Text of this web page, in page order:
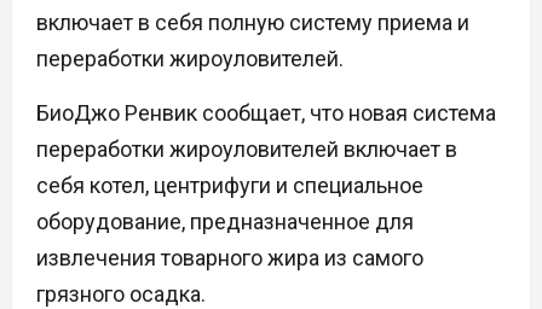
включает в себя полную систему приема и
переработки жироуловителей.
БиоДжо Ренвик сообщает, что новая система
переработки жироуловителей включает в
себя котел, центрифуги и специальное
оборудование, предназначенное для
извлечения товарного жира из самого
грязного осадка.